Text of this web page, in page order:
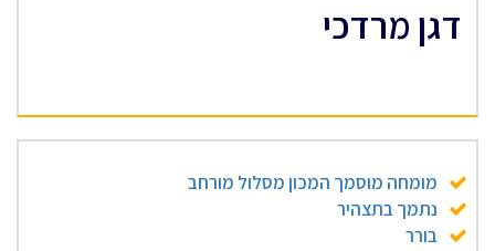
דגן מרדכי
מומחה מוסמך המכון מסלול מורחב
נתמך בתצהיר
בורר